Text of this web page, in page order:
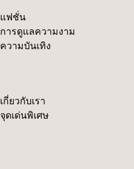
แฟชั่น
การดูแลความงาม
ความบันเทิง
เกี่ยวกับเรา
จุดเด่นพิเศษ